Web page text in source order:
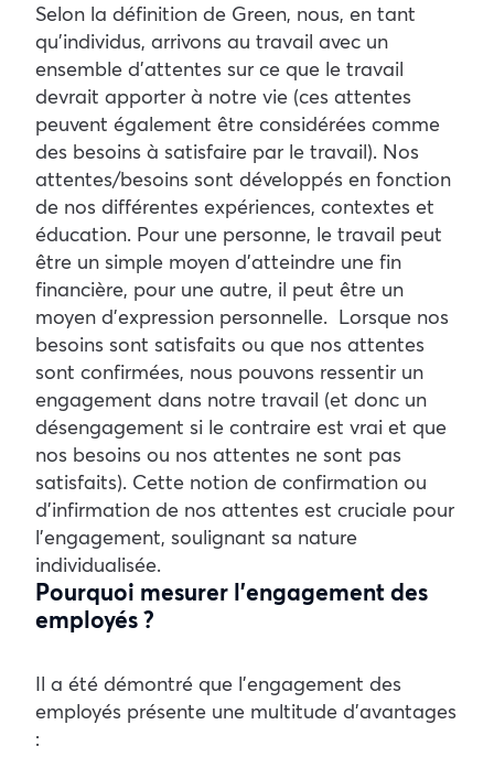
Selon la définition de Green, nous, en tant
qu’individus, arrivons au travail avec un
ensemble d’attentes sur ce que le travail
devrait apporter à notre vie (ces attentes
peuvent également être considérées comme
des besoins à satisfaire par le travail). Nos
attentes/besoins sont développés en fonction
de nos différentes expériences, contextes et
éducation. Pour une personne, le travail peut
être un simple moyen d’atteindre une fin
financière, pour une autre, il peut être un
moyen d’expression personnelle. Lorsque nos
besoins sont satisfaits ou que nos attentes
sont confirmées, nous pouvons ressentir un
engagement dans notre travail (et donc un
désengagement si le contraire est vrai et que
nos besoins ou nos attentes ne sont pas
satisfaits). Cette notion de confirmation ou
d’infirmation de nos attentes est cruciale pour
l’engagement, soulignant sa nature
individualisée.
Pourquoi mesurer l’engagement des
employés ?
Il a été démontré que l’engagement des
employés présente une multitude d’avantages
: